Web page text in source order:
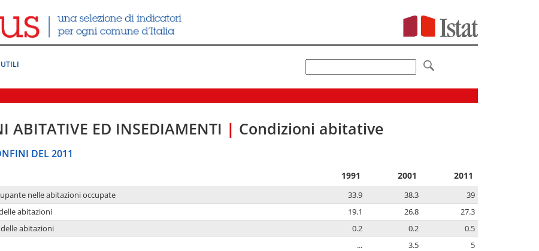
ABITATIVE ED INSEDIAMENTI | Condizioni abitative
DEL 2011
1991 2001 2011
nelle abitazioni occupate 33.9 38.3
39
abitazioni
19.1 26.8
27.3
abitazioni
0.2 0.2
0.5
... 3.5 5